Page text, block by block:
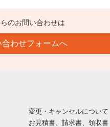
らのお問い合わせは
合わせフォームへ
変更・キャンセルについて
お見積書、請求書、領収書